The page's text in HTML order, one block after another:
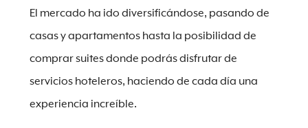
El mercado ha ido diversificándose, pasando de
casas y apartamentos hasta la posibilidad de
comprar suites donde podrás disfrutar de
servicios hoteleros, haciendo de cada día una
experiencia increíble.